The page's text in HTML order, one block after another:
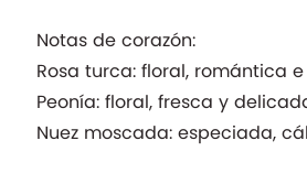
Notas de corazón:
Rosa turca: floral, romántica
Peonía: floral, fresca y
Nuez moscada: especiada,